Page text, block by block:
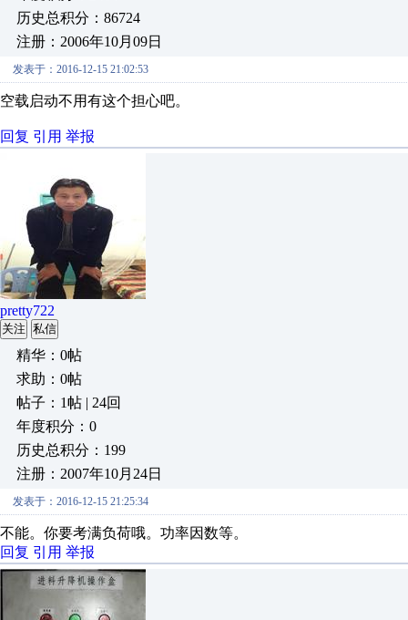
历史总积分：86724
注册：2006年10月09日
发表于：2016-12-15 21:02:53
空载启动不用有这个担心吧。
回复 引用 举报
pretty722
关注 私信
精华：0帖
求助：0帖
帖子：1帖 | 24回
年度积分：0
历史总积分：199
注册：2007年10月24日
发表于：2016-12-15 21:25:34
不能。你要考满负荷哦。功率因数等。
回复 引用 举报